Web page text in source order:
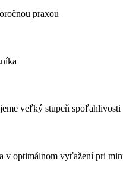
praxou
veľký stupeň spoľahlivosti
v optimálnom vyťažení pri